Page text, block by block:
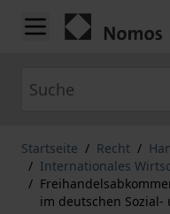
Zum Inhalt springen
Startseite / Recht /
/ Internationales
/
im deutschen Sozial-